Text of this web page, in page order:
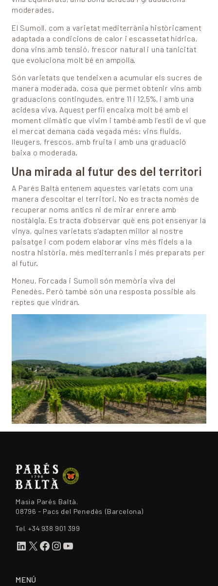
moderades.
El Sumoll, com a varietat mediterrània històricament
adaptada a condicions de calor i escassetat hídrica,
dona vins amb tensió, frescor natural i una tanicitat
que evoluciona molt bé en ampolla.
Són varietats que tendeixen a acumular els sucres de
manera moderada, cosa que permet obtenir vins amb
graduacions contingudes, entre 11 i 12,5%, i amb una
acidesa viva. Aquest perfil encaixa molt bé amb el
moment climàtic que vivim i també amb l’estil de vi que
el mercat demana cada vegada més: vins fluids,
lleugers, frescos, amb fruita i amb una graduació
baixa o moderada.
Una mirada al futur des del territori
A Parés Baltà entenem aquestes varietats com una
manera d’escoltar el territori. No es tracta només de
recuperar noms antics ni de mirar enrere amb
nostàlgia. Es tracta d’observar què ens pot ensenyar la
vinya, quines varietats s’adapten millor al nostre
paisatge i com podem elaborar vins més fidels a la
nostra història, més mediterranis i més preparats per
al futur.
Moneu, Forcada i Sumoll són memòria viva del
Penedès. Però també són una resposta possible als
reptes que vindran.
Masia Parés Baltà.
08796 - Pacs del Penedès (Barcelona)
Tel. +34 938 901 399
LinkedIn
X Facebook
Instagram
YouTube
MENÚ